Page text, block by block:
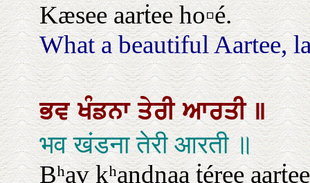
Kæsee aarṫee ho▫é.
What a beautiful Aartee,
ਭਵਖੰਡਨਾਤੇਰੀਆਰਤੀ॥
भव खंडना तेरी आरती ॥
Bʰav kʰandnaa ṫéree